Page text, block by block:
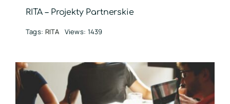
RITA – Projekty Partnerskie
Tags: RITA Views: 1439